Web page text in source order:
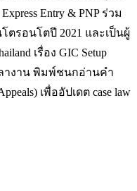
Entry & PNP ร่วม
โตรอนโตปี 2021 และเป็นผู้
เรื่อง GIC Setup
ลางาน พิมพ์ชนกอ่านคำ
เพื่ออัปเดต case law